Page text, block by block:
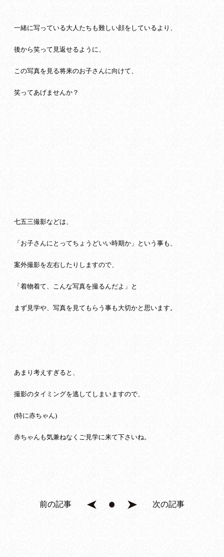
一緒に写っている大人たちも難しい顔をしているより、
後から笑って見返せるように、
この写真を見る将来のお子さんに向けて、
笑ってあげませんか？
七五三撮影などは、
「お子さんにとってちょうどいい時期か」という事も、
案外撮影を左右したりしますので、
「着物着て、こんな写真を撮るんだよ」と
まず見学や、写真を見てもらう事も大切かと思います。
あまり考えすぎると、
撮影のタイミングを逃してしまいますので、
(特に赤ちゃん)
赤ちゃんも気兼ねなくご見学に来て下さいね。
前の記事 次の記事